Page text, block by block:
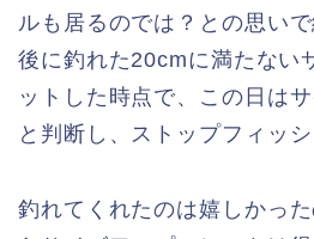
ルも居るのでは？との思い
後に釣れた20cmに満たない
ットした時点で、この日は
と判断し、ストップフィッ
釣れてくれたのは嬉しかっ